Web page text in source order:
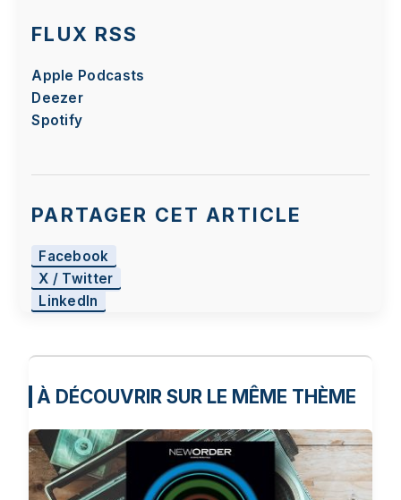
FLUX RSS
Apple Podcasts
Deezer
Spotify
PARTAGER CET ARTICLE
Facebook
X / Twitter
LinkedIn
À DÉCOUVRIR SUR LE MÊME THÈME